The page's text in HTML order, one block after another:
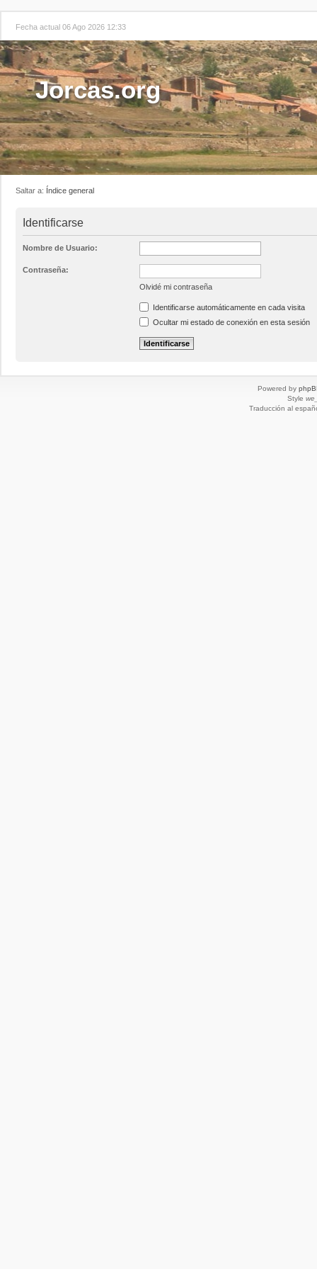
Fecha actual 06 Ago 2026 12:33
Jorcas.org
Saltar a: Índice general
Identificarse
Nombre de Usuario:
Contraseña:
Olvidé mi contraseña
Identificarse automáticamente en cada visita
Ocultar mi estado de conexión en esta sesión
Powered by
Style
Traducción al